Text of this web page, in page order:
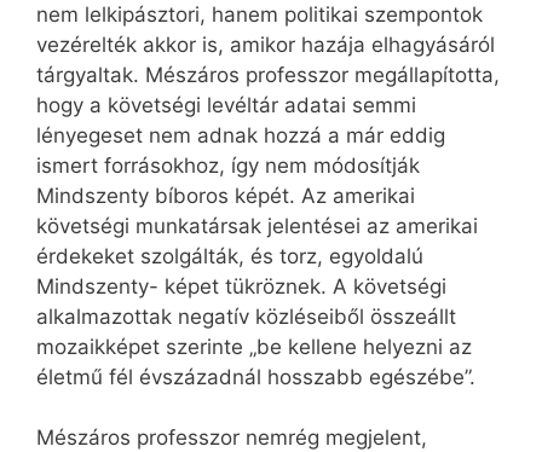
nem lelkipásztori, hanem politikai szempontok
vezérelték akkor is, amikor hazája elhagyásáról
tárgyaltak. Mészáros professzor megállapította,
hogy a követségi levéltár adatai semmi
lényegeset nem adnak hozzá a már eddig
ismert forrásokhoz, így nem módosítják
Mindszenty bíboros képét. Az amerikai
követségi munkatársak jelentései az amerikai
érdekeket szolgálták, és torz, egyoldalú
Mindszenty- képet tükröznek. A követségi
alkalmazottak negatív közléseiből összeállt
mozaikképet szerinte „be kellene helyezni az
életmű fél évszázadnál hosszabb egészébe”.
Mészáros professzor nemrég megjelent,